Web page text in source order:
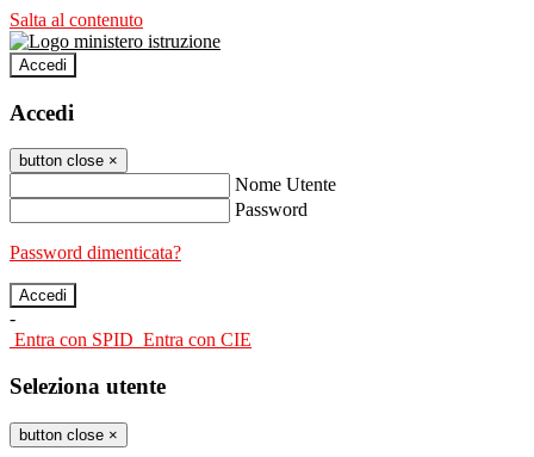
Salta al contenuto
Accedi
Accedi
button close ×
Nome Utente
Password
Password dimenticata?
-
Entra con SPID Entra con CIE
Seleziona utente
button close ×